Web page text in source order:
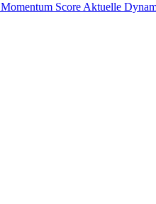
Momentum Score Aktuelle